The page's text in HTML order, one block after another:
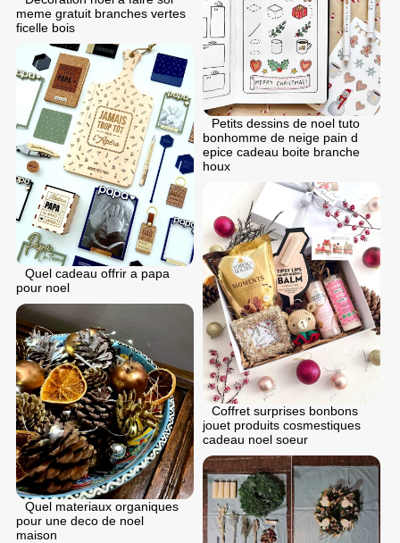
meme gratuit branches vertes
ficelle bois
Petits dessins de noel tuto
bonhomme de neige pain d
epice cadeau boite branche
houx
Quel cadeau offrir a papa
pour noel
Coffret surprises bonbons
jouet produits cosmestiques
cadeau noel soeur
Quel materiaux organiques
pour une deco de noel
maison